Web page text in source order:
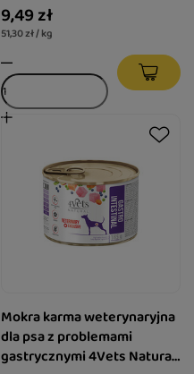
9,49 zł
51,30 zł / kg
Mokra karma weterynaryjna
dla psa z problemami
gastrycznymi 4Vets Natural